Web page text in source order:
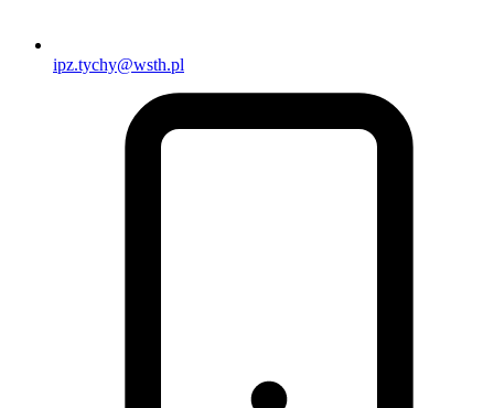
ipz.tychy@wsth.pl